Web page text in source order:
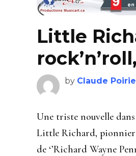
Little
by Claude
Une triste nouvelle
Little Richard, pionnier
de ‘’Richard Wayne